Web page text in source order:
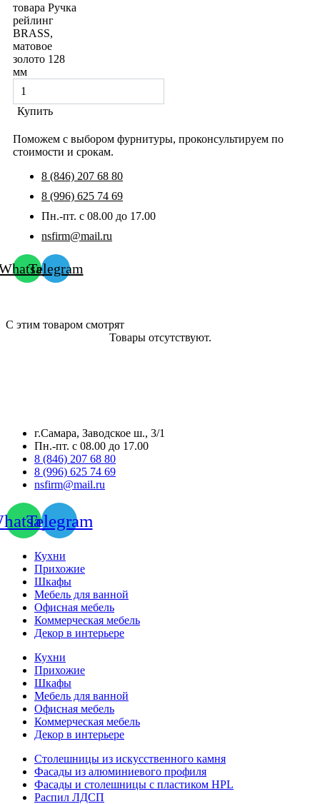
товара Ручка
рейлинг
BRASS,
матовое
золото 128
мм
Купить
Поможем с выбором фурнитуры, проконсультируем по
стоимости и срокам.
8 (846) 207 68 80
8 (996) 625 74 69
Пн.-пт. с 08.00 до 17.00
nsfirm@mail.ru
Telegram
С этим товаром смотрят
Товары отсутствуют.
г.Самара, Заводское ш., 3/1
Пн.-пт. с 08.00 до 17.00
8 (846) 207 68 80
8 (996) 625 74 69
nsfirm@mail.ru
Telegram
Кухни
Прихожие
Шкафы
Мебель для ванной
Офисная мебель
Коммерческая мебель
Декор в интерьере
Кухни
Прихожие
Шкафы
Мебель для ванной
Офисная мебель
Коммерческая мебель
Декор в интерьере
Столешницы из искусственного камня
Фасады из алюминиевого профиля
Фасады и столешницы с пластиком HPL
Распил ЛДСП